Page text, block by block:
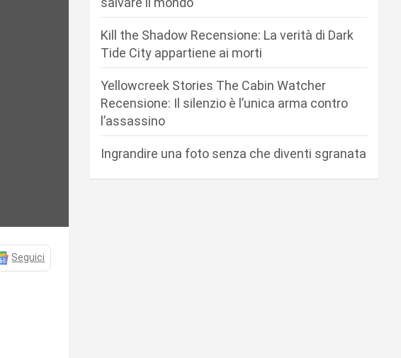
Seguici
Kill the Shadow Recensione: La verità di Dark
Tide City appartiene ai morti
Yellowcreek Stories The Cabin Watcher
Recensione: Il silenzio è l’unica arma contro
l’assassino
Ingrandire una foto senza che diventi sgranata